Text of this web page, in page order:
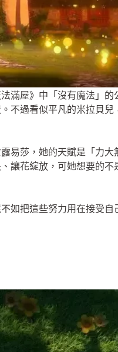
滿屋》中「沒有魔法」的
不過看似平凡的米拉貝兒
易莎，她的天賦是「力
讓花綻放，可她想要的不
如把這些努力用在接受